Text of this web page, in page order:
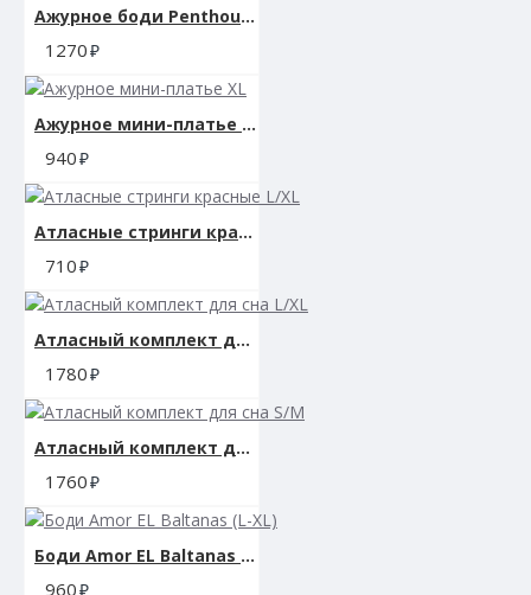
Ажурное боди Penthouse ""Toxic powder"" white (S/M)
1270
Ажурное мини-платье XL
940
Атласные стринги красные L/XL
710
Атласный комплект для сна L/XL
1780
Атласный комплект для сна S/M
1760
Боди Amor EL Baltanas (L-XL)
960